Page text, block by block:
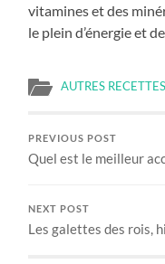
vitamines et des
le plein d’énergie et
AUTRES RECETTES
PREVIOUS POST
Quel est le meilleur
NEXT POST
Les galettes des rois,